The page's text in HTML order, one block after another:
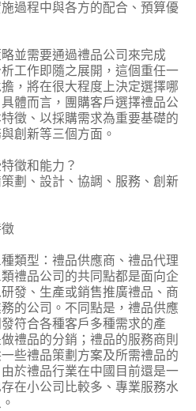
過程中與各方的配合、預算優
需要通過禮品公司來完成
工作即隨之展開，這個重任一
，將在很大程度上決定選擇哪
體而言，團購客戶選擇禮品公
徵、以採購需求為重要基礎的
創新等三個方面。
徵和能力？
劃、設計、協調、服務、創新
型：禮品供應商、禮品代理
禮品公司的共同點都是面向企
發、生產或銷售推廣禮品、商
的公司。不同點是，禮品供應
符合各種客戶多種需求的產
禮品的分銷；禮品的服務商則
些禮品策劃方案及所需禮品的
於禮品行業在中國目前還是一
在小公司比較多、專業服務水